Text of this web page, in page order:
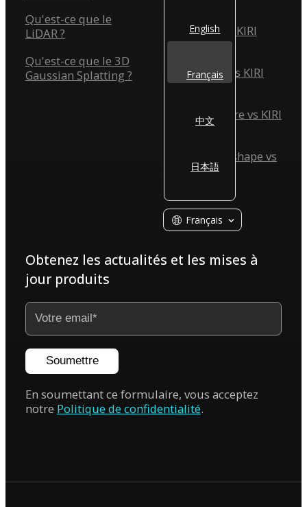
Obtenez les actualités et les mises à
jour produits
Soumettre
En soumettant ce formulaire, vous acceptez
notre Politique de confidentialité.
Qu'est-ce que le
LiDAR ?
Qu'est-ce que le 3D
Gaussian Splatting ?
Scaniverse vs KIRI
Engine
Reality Scan vs KIRI
Engine
Reality Capture vs KIRI
Engine
Agisoft Metashape vs
KIRI Engine
Français
English
Français
中文
日本語